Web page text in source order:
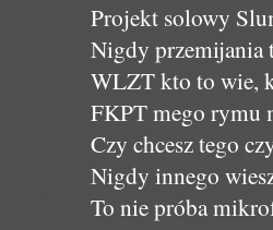
Projekt solowy
Nigdy przemijania
WLZT kto to wie,
FKPT mego rymu
Czy chcesz tego
Nigdy innego
To nie próba